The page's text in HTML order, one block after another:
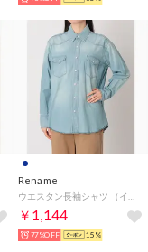
Rename
￥1,144
77%OFF 15%